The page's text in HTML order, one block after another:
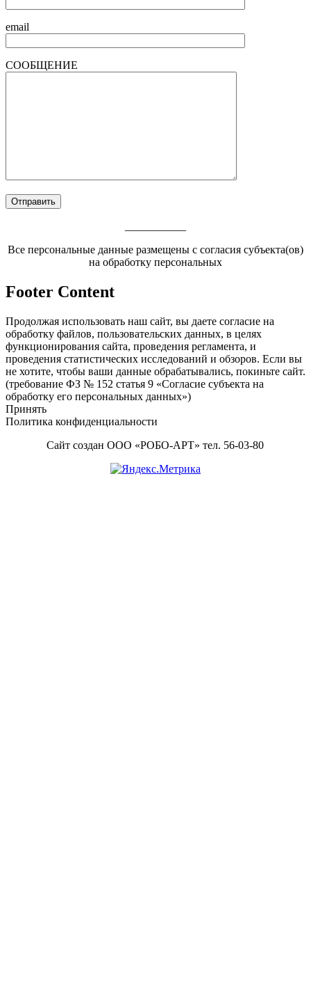
email
СООБЩЕНИЕ
Все персональные данные размещены с согласия субъекта(ов)
на обработку персональных
Footer Content
Продолжая использовать наш сайт, вы даете согласие на
обработку файлов, пользовательских данных, в целях
функционирования сайта, проведения регламента, и
проведения статистических исследований и обзоров. Если вы
не хотите, чтобы ваши данные обрабатывались, покиньте сайт.
(требование ФЗ № 152 статья 9 «Согласие субъекта на
обработку его персональных данных»)
Принять
Политика конфиденциальности
Сайт создан ООО «РОБО-АРТ» тел. 56-03-80